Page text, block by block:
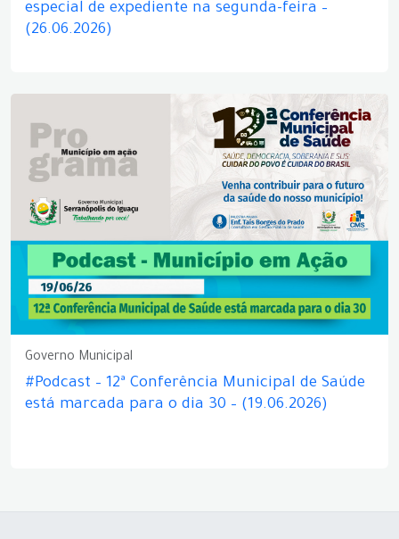
especial de expediente na segunda-feira –
(26.06.2026)
Governo Municipal
#Podcast – 12ª Conferência Municipal de Saúde
está marcada para o dia 30 – (19.06.2026)